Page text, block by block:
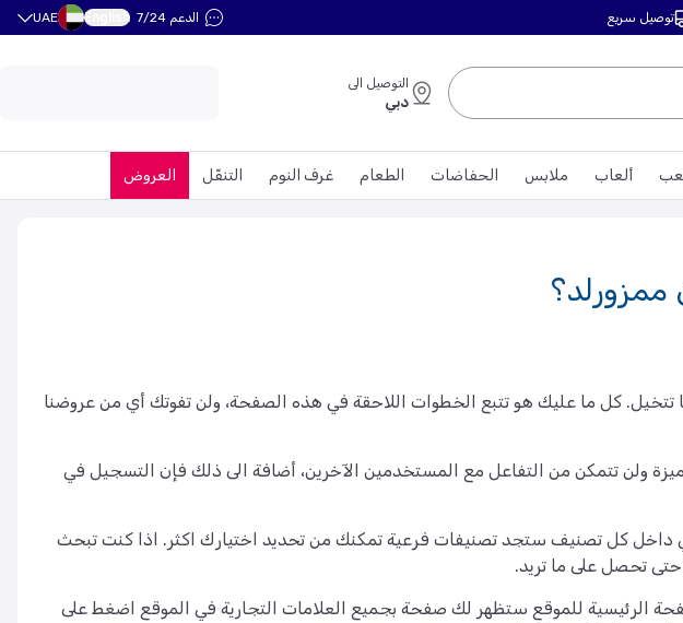
توصيل سريع الدعم 7/24 English
UAE
التوصيل الى
دبي
العروض التنقّل غرف النوم الطعام الحفاضات ملابس ألعاب
كل ما عليك هو تتبع الخطوات اللاحقة في هذه الصفحة، ولن تفوتك أي من عروضنا
ولن تتمكن من التفاعل مع المستخدمين الآخرين، أضافة الى ذلك فإن التسجيل في
داخل كل تصنيف ستجد تصنيفات فرعية تمكنك من تحديد اختيارك اكثر. اذا كنت تبحث
تحصل على ما تريد.
الرئيسية للموقع ستظهر لك صفحة بجميع العلامات التجارية في الموقع اضغط على